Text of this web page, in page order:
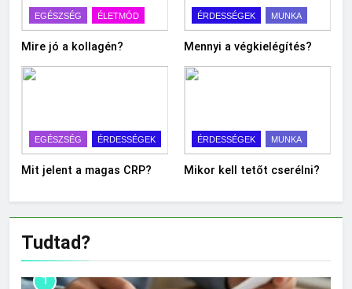
EGÉSZSÉG ÉLETMÓD
Mire jó a kollagén?
ÉRDESSÉGEK MUNKA
Mennyi a végkielégítés?
EGÉSZSÉG ÉRDESSÉGEK
Mit jelent a magas CRP?
ÉRDESSÉGEK MUNKA
Mikor kell tetőt cserélni?
Tudtad?
1